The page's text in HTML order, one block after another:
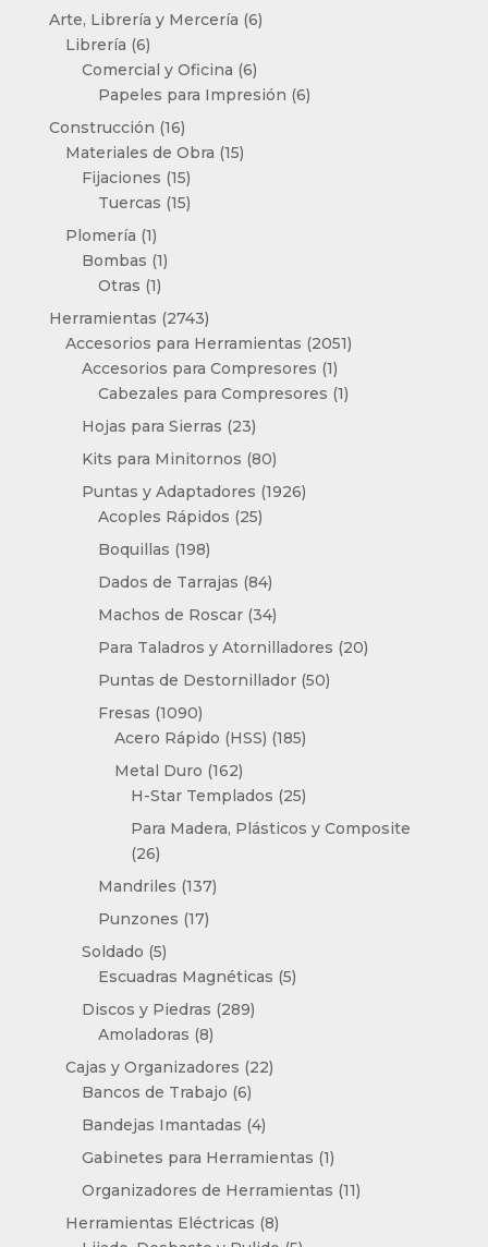
productos
Arte, Librería y Mercería 66
Librería 66
productos
Comercial y Oficina 66
productos
Papeles para Impresión 66
Construcción 1616
productos
Materiales de Obra 1515
Fijaciones 1515
productos
Tuercas 1515
Plomería 11
producto
Bombas 11
Otras 11
producto
Herramientas 27432743
productos
Accesorios para Herramientas 20512051
Accesorios para Compresores 11
producto
Cabezales para Compresores 11
Hojas para Sierras 2323
productos
Kits para Minitornos 8080
productos
Puntas y Adaptadores 19261926
Acoples Rápidos 2525
Boquillas 198198
productos
Dados de Tarrajas 8484
productos
Machos de Roscar 3434
productos
Para Taladros y Atornilladores 2020
Puntas de Destornillador 5050
Fresas 10901090
productos
Acero Rápido (HSS) 185185
Metal Duro 162162
productos
H-Star Templados 2525
productos
Para Madera, Plásticos y Composite
2626
productos
Mandriles 137137
Punzones 1717
Soldado 55
productos
Escuadras Magnéticas 55
Discos y Piedras 289289
Amoladoras 88
productos
Cajas y Organizadores 2222
Bancos de Trabajo 66
productos
Bandejas Imantadas 44
productos
Gabinetes para Herramientas 11
producto
Organizadores de Herramientas 1111
Herramientas Eléctricas 88